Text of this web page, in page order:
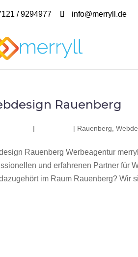
/ 9294977 info@merryll.de
Rauenberg
| | Rauenberg ,
Rauenberg Werbeagentur
und erfahrenen Partner für
im Raum Rauenberg? Wir